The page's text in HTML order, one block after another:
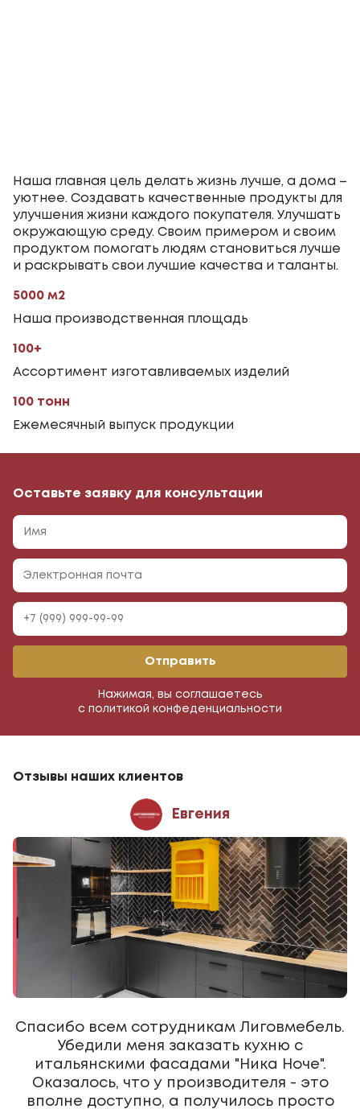
Наша главная цель делать жизнь лучше, а дома –
уютнее. Создавать качественные продукты для
улучшения жизни каждого покупателя. Улучшать
окружающую среду. Своим примером и своим
продуктом помогать людям становиться лучше
и раскрывать свои лучшие качества и таланты.
5000 м2
Наша производственная площадь
100+
Ассортимент изготавливаемых изделий
100 тонн
Ежемесячный выпуск продукции
Оставьте заявку для консультации
Отправить
Нажимая, вы соглашаетесь
с политикой конфеденциальности
Отзывы наших клиентов
Евгения
Спасибо всем сотрудникам Лиговмебель.
Убедили меня заказать кухню с
итальянскими фасадами "Ника Ноче".
Оказалось, что у производителя - это
вполне доступно, а получилось просто